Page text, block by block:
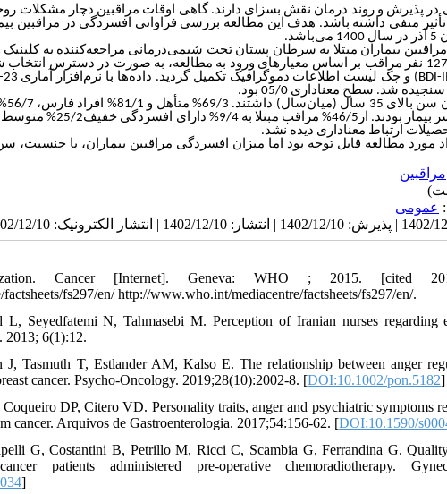
در پذیرش و روند درمان نقش بسزای دارند. گاهی اوقات مراقبین دچار
تأثیر منفی داشته باشد. هدف این مطالعه بررسی فراوانی افسردگی در مراقبین
.
بیماران مبتلا به سرطان پستان تحت شیمی‌درمانی مراجعه‌کننده به
گرگان در سال 1400 بررسی شد. تعداد 127 نفر مراقب بر اساس معیارهای ورود به مطالعه، به صورت در
و چک لیست اطلاعات دموگرافیک تکمیل گردید. داده‌ها با نرم‌افزار آماری
شد. سطح معناداری 05/0 بود
.
ارتباط معناداری دیده نشد.
مورد مطالعه قابل توجه بود اما میزان افسردگی مراقبین بیماران، با جنسیت،
مراقبین
عمومى
Cancer [Internet]. Geneva: WHO ; 2015. [cited
fs297/en/ http://www.who.int/mediacentre/factsheets/fs297/en/.
Seyedfatemi N, Tahmasebi M. Perception of Iranian nurses regarding
2013; 6(1):12.
Tasmuth T, Estlander AM, Kalso E. The relationship between anger
cancer. Psycho‐Oncology. 2019;28(10):2002-8. [DOI:10.1002/pon.5182]
DP, Citero VD. Personality traits, anger and psychiatric symptoms
cancer. Arquivos de Gastroenterologia. 2017;54:156-62. [DOI:10.1590/
G, Costantini B, Petrillo M, Ricci C, Scambia G, Ferrandina G.
patients administered pre-operative chemoradiotherapy.
]